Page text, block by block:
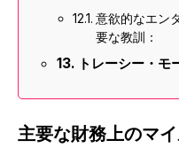
意欲的なエン
要な教訓：
トレーシー・モ
主要な財務上のマ